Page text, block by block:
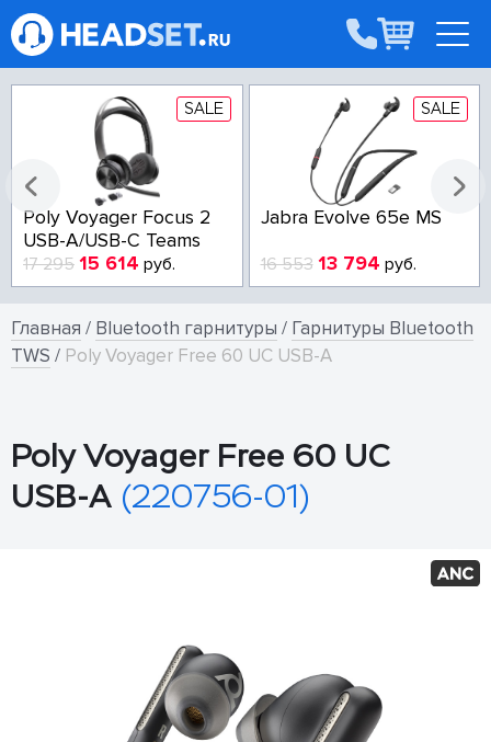
SALE
Poly Voyager Focus 2
USB-A/USB-C Teams
17 295 15 614 руб.
SALE
Jabra Evolve 65e MS
16 553 13 794 руб.
Главная / Bluetooth гарнитуры / Гарнитуры Bluetooth
TWS / Poly Voyager Free 60 UC USB-A
Poly Voyager Free 60 UC
USB-A (220756-01)